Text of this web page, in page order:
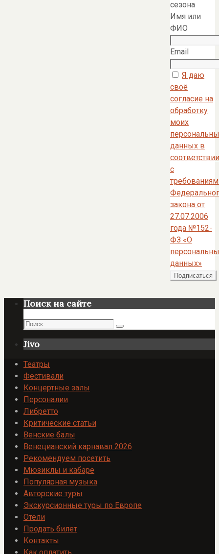
сезона
Имя или
ФИО
Email
Я даю
своё
согласие на
обработку
моих
данных в
соответствии
с
закона от
27.07.2006
года №152-
ФЗ «О
данных»
Поиск на сайте
Поиск
Поиск
Jivo
Театры
Фестивали
Концертные залы
Персоналии
Либретто
Критические статьи
Венские балы
Венецианский карнавал 2026
Рекомендуем посетить
Мюзиклы и кабаре
Популярная музыка
Авторские туры
Экскурсионные туры по Европе
Отели
Продать билет
Контакты